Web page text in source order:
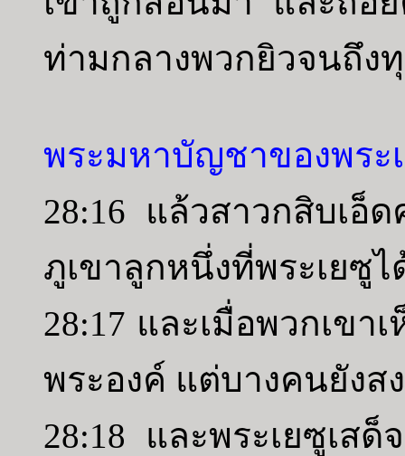
ท่ามกลางพวกยิวจนถึง
พระมหาบัญชาของพระ
28:16 แล้วสาวกสิบเอ็
ภูเขาลูกหนึ่งที่พระเยซู
28:17 และเมื่อพวกเขา
พระองค์ แต่บางคนยังส
28:18 และพระเยซูเส